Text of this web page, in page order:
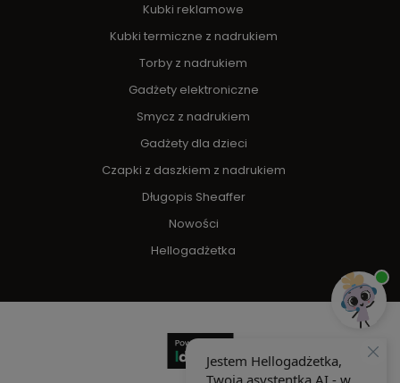
Kubki reklamowe
Kubki termiczne z nadrukiem
Torby z nadrukiem
Gadżety elektroniczne
Smycz z nadrukiem
Gadżety dla dzieci
Czapki z daszkiem z nadrukiem
Długopis Sheaffer
Nowości
Hellogadżetka